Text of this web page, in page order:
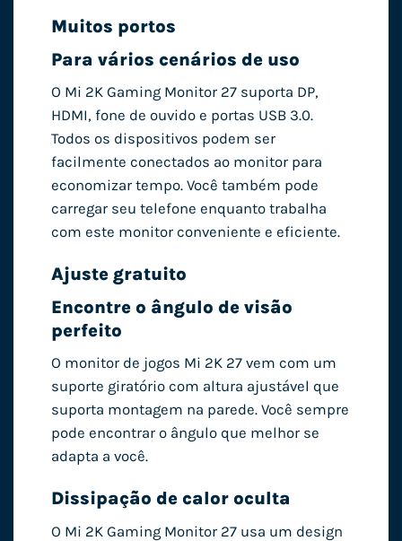
Muitos portos
Para vários cenários de uso
O Mi 2K Gaming Monitor 27 suporta DP,
HDMI, fone de ouvido e portas USB 3.0.
Todos os dispositivos podem ser
facilmente conectados ao monitor para
economizar tempo. Você também pode
carregar seu telefone enquanto trabalha
com este monitor conveniente e eficiente.
Ajuste gratuito
Encontre o ângulo de visão
perfeito
O monitor de jogos Mi 2K 27 vem com um
suporte giratório com altura ajustável que
suporta montagem na parede. Você sempre
pode encontrar o ângulo que melhor se
adapta a você.
Dissipação de calor oculta
O Mi 2K Gaming Monitor 27 usa um design